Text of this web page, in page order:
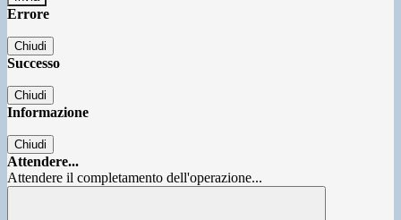
Errore
Chiudi
Successo
Chiudi
Informazione
Chiudi
Attendere...
Attendere il completamento dell'operazione...